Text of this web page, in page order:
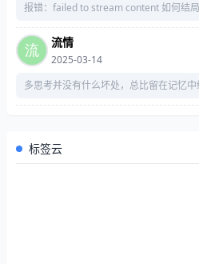
报错：failed to
流情
2025-03-14
多思考并没有什么坏处，总比留在记忆
标签云